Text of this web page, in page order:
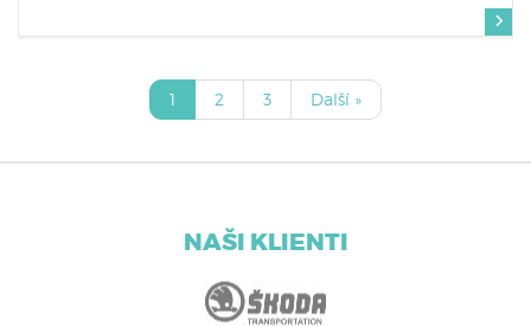
1 2 3 Další »
NAŠI KLIENTI